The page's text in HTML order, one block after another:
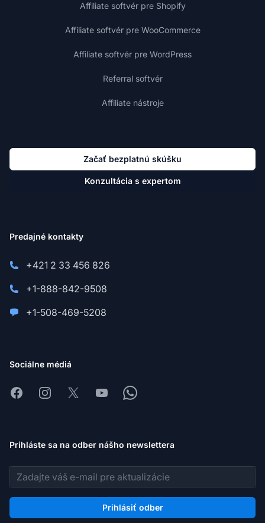
Affiliate softvér pre Shopify
Affiliate softvér pre WooCommerce
Affiliate softvér pre WordPress
Referral softvér
Affiliate nástroje
Začať bezplatnú skúšku
Konzultácia s expertom
Predajné kontakty
+421 2 33 456 826
+1-888-842-9508
+1-508-469-5208
Sociálne médiá
FacebookInstagram
X YoutubeWhatsapp
Prihláste sa na odber nášho newslettera
E-mailová adresa
Prihlásiť odber